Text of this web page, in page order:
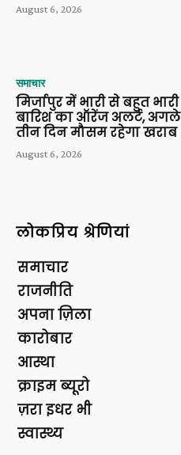
August 6, 2026
समाचार
मिर्जापुर में भारी से बहुत भारी
बारिश का ऑरेंज अलर्ट, अगले
तीन दिन मौसम रहेगा खराब
August 6, 2026
लोकप्रिय श्रेणियां
समाचार
राजनीति
अपना ज़िला
कारोबार
आस्था
क्राइम ब्यूरो
ज़रा इधर भी
स्वास्थ्य